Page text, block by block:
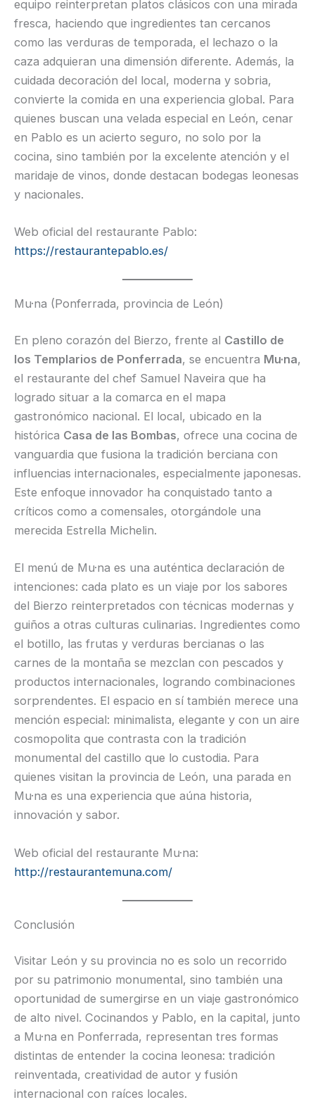
equipo reinterpretan platos clásicos con una mirada
fresca, haciendo que ingredientes tan cercanos
como las verduras de temporada, el lechazo o la
caza adquieran una dimensión diferente. Además, la
cuidada decoración del local, moderna y sobria,
convierte la comida en una experiencia global. Para
quienes buscan una velada especial en León, cenar
en Pablo es un acierto seguro, no solo por la
cocina, sino también por la excelente atención y el
maridaje de vinos, donde destacan bodegas leonesas
y nacionales.
Web oficial del restaurante Pablo:
https://restaurantepablo.es/
Mu·na (Ponferrada, provincia de León)
En pleno corazón del Bierzo, frente al Castillo de
los Templarios de Ponferrada, se encuentra Mu·na,
el restaurante del chef Samuel Naveira que ha
logrado situar a la comarca en el mapa
gastronómico nacional. El local, ubicado en la
histórica Casa de las Bombas, ofrece una cocina de
vanguardia que fusiona la tradición berciana con
influencias internacionales, especialmente japonesas.
Este enfoque innovador ha conquistado tanto a
críticos como a comensales, otorgándole una
merecida Estrella Michelin.
El menú de Mu·na es una auténtica declaración de
intenciones: cada plato es un viaje por los sabores
del Bierzo reinterpretados con técnicas modernas y
guiños a otras culturas culinarias. Ingredientes como
el botillo, las frutas y verduras bercianas o las
carnes de la montaña se mezclan con pescados y
productos internacionales, logrando combinaciones
sorprendentes. El espacio en sí también merece una
mención especial: minimalista, elegante y con un aire
cosmopolita que contrasta con la tradición
monumental del castillo que lo custodia. Para
quienes visitan la provincia de León, una parada en
Mu·na es una experiencia que aúna historia,
innovación y sabor.
Web oficial del restaurante Mu·na:
http://restaurantemuna.com/
Conclusión
Visitar León y su provincia no es solo un recorrido
por su patrimonio monumental, sino también una
oportunidad de sumergirse en un viaje gastronómico
de alto nivel. Cocinandos y Pablo, en la capital, junto
a Mu·na en Ponferrada, representan tres formas
distintas de entender la cocina leonesa: tradición
reinventada, creatividad de autor y fusión
internacional con raíces locales.